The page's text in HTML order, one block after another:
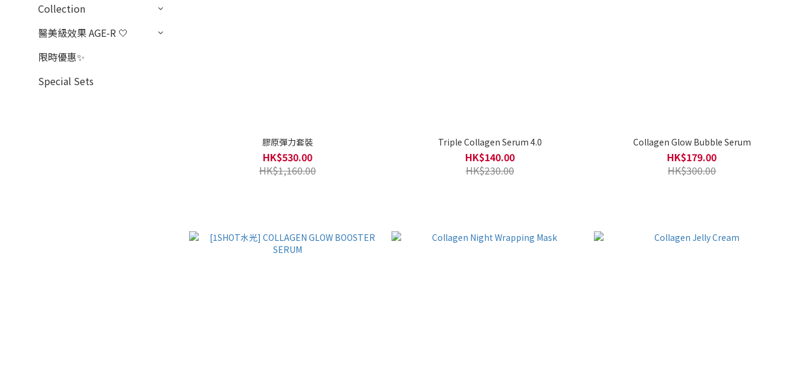
Collection
醫美級效果 AGE-R 🤍
限時優惠✨
Special Sets
膠原彈力套裝
HK$530.00
HK$1,160.00
Triple Collagen Serum 4.0
HK$140.00
HK$230.00
Collagen Glow Bubble Serum
HK$179.00
HK$300.00